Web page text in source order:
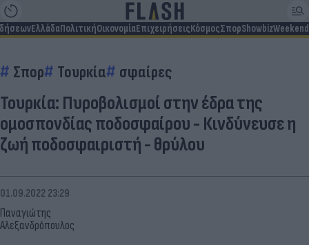
ΕλλάδαΠολιτικήΟικονομίαΕπιχειρήσειςΚόσμοςΣπορShowbizWeekend
Σπορ Τουρκία σφαίρες
Τουρκία: Πυροβολισμοί στην έδρα της
ομοσπονδίας ποδοσφαίρου - Κινδύνευσε η
ζωή ποδοσφαιριστή - θρύλου
Παναγιώτης
Αλεξανδρόπουλος
01.09.2022 23:29